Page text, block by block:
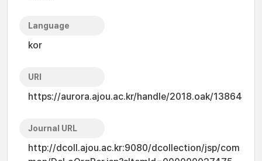
Language
kor
URI
https://aurora.ajou.ac.kr/handle/2018.oak/13864
Journal URL
http://dcoll.ajou.ac.kr:9080/dcollection/jsp/com